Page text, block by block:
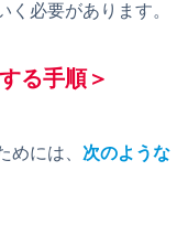
必要があります。
る手順＞
めには、 次のような